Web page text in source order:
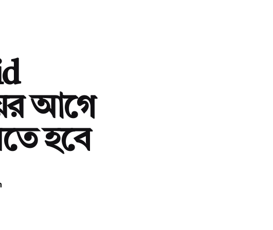
আগে
হবে